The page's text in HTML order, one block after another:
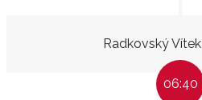
Radkovský Vítek
06:40